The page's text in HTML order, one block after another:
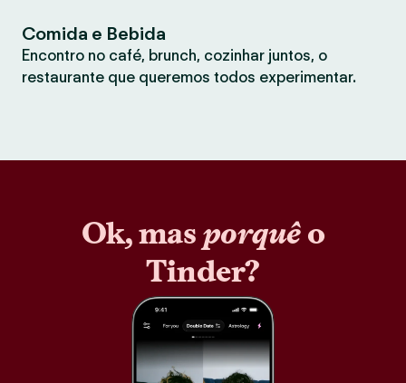
Comida e Bebida
Encontro no café, brunch, cozinhar juntos, o
restaurante que queremos todos experimentar.
Ok, masporquêo
Tinder?